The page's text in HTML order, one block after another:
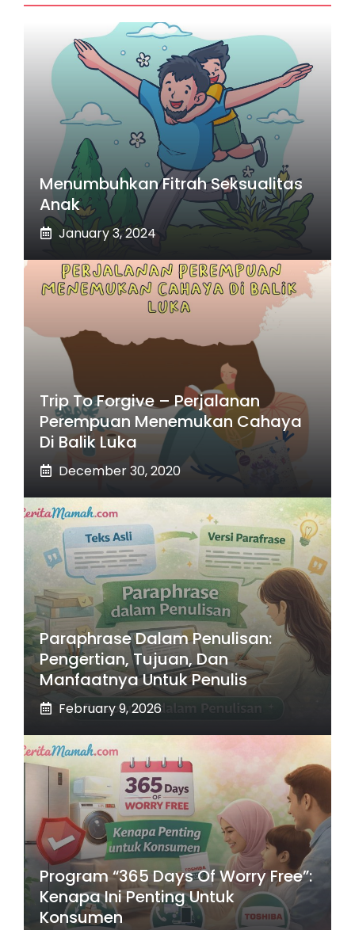
Menumbuhkan Fitrah Seksualitas
Anak
January 3, 2024
Trip To Forgive – Perjalanan
Perempuan Menemukan Cahaya
Di Balik Luka
December 30, 2020
Paraphrase Dalam Penulisan:
Pengertian, Tujuan, Dan
Manfaatnya Untuk Penulis
February 9, 2026
Program “365 Days Of Worry Free”:
Kenapa Ini Penting Untuk
Konsumen